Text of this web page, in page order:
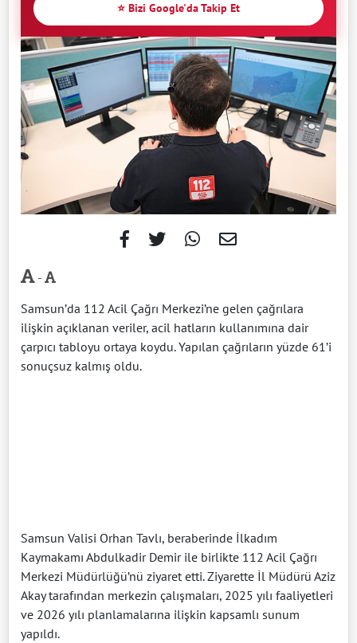
⭐ Bizi Google'da Takip Et
-
Samsun’da 112 Acil Çağrı Merkezi’ne gelen çağrılara
ilişkin açıklanan veriler, acil hatların kullanımına dair
çarpıcı tabloyu ortaya koydu. Yapılan çağrıların yüzde 61’i
sonuçsuz kalmış oldu.
Samsun Valisi Orhan Tavlı, beraberinde İlkadım
Kaymakamı Abdulkadir Demir ile birlikte 112 Acil Çağrı
Merkezi Müdürlüğü’nü ziyaret etti. Ziyarette İl Müdürü Aziz
Akay tarafından merkezin çalışmaları, 2025 yılı faaliyetleri
ve 2026 yılı planlamalarına ilişkin kapsamlı sunum
yapıldı.